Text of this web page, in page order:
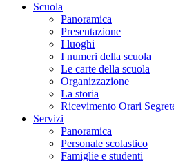
Scuola
Panoramica
Presentazione
I luoghi
I numeri della scuola
Le carte della scuola
Organizzazione
La storia
Ricevimento Orari
Servizi
Panoramica
Personale scolastico
Famiglie e studenti